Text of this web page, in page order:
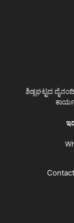
ಶಿಡ್ಲಘಟ್ಟದ